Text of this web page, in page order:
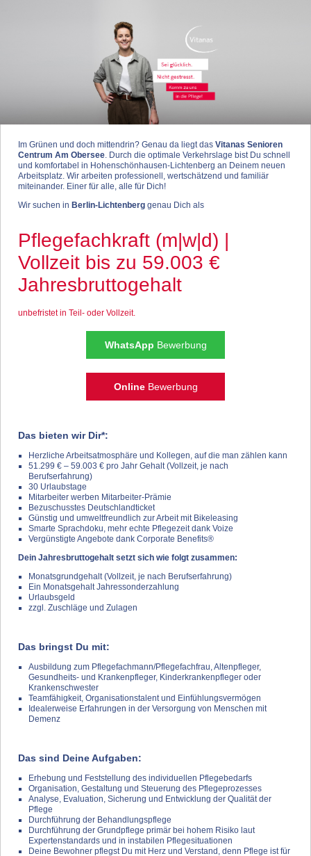
Im Grünen und doch mittendrin? Genau da liegt das Vitanas Senioren
Centrum Am Obersee. Durch die optimale Verkehrslage bist Du schnell
und komfortabel in Hohenschönhausen-Lichtenberg an Deinem neuen
Arbeitsplatz. Wir arbeiten professionell, wertschätzend und familiär
miteinander. Einer für alle, alle für Dich!
Wir suchen in Berlin-Lichtenberg genau Dich als
Pflegefachkraft (m|w|d) |
Vollzeit bis zu 59.003 €
Jahresbruttogehalt
unbefristet in Teil- oder Vollzeit.
WhatsApp Bewerbung
OnlineBewerbung
Das bieten wir Dir*:
Herzliche Arbeitsatmosphäre und Kollegen, auf die man zählen kann
51.299 € – 59.003 € pro Jahr Gehalt (Vollzeit, je nach
Berufserfahrung)
30 Urlaubstage
Mitarbeiter werben Mitarbeiter-Prämie
Bezuschusstes Deutschlandticket
Günstig und umweltfreundlich zur Arbeit mit Bikeleasing
Smarte Sprachdoku, mehr echte Pflegezeit dank Voize
Vergünstigte Angebote dank Corporate Benefits®
Dein Jahresbruttogehalt setzt sich wie folgt zusammen:
Monatsgrundgehalt (Vollzeit, je nach Berufserfahrung)
Ein Monatsgehalt Jahressonderzahlung
Urlaubsgeld
zzgl. Zuschläge und Zulagen
Das bringst Du mit:
Ausbildung zum Pflegefachmann/Pflegefachfrau, Altenpfleger,
Gesundheits- und Krankenpfleger, Kinderkrankenpfleger oder
Krankenschwester
Teamfähigkeit, Organisationstalent und Einfühlungsvermögen
Idealerweise Erfahrungen in der Versorgung von Menschen mit
Demenz
Das sind Deine Aufgaben:
Erhebung und Feststellung des individuellen Pflegebedarfs
Organisation, Gestaltung und Steuerung des Pflegeprozesses
Analyse, Evaluation, Sicherung und Entwicklung der Qualität der
Pflege
Durchführung der Behandlungspflege
Durchführung der Grundpflege primär bei hohem Risiko laut
Expertenstandards und in instabilen Pflegesituationen
Deine Bewohner pflegst Du mit Herz und Verstand, denn Pflege ist für